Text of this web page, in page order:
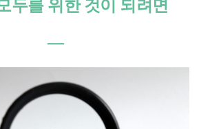
두를 위한 것이 되려면
―